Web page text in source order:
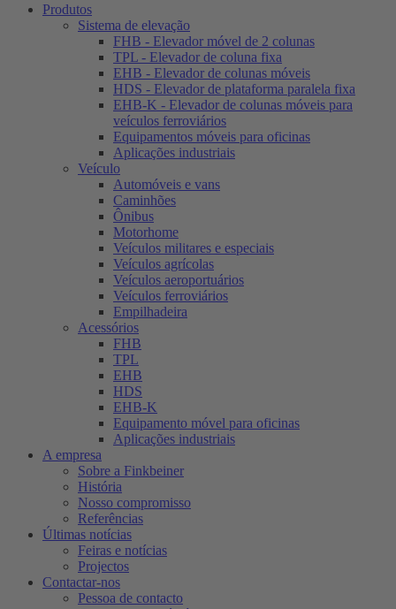
Produtos
Sistema de elevação
FHB - Elevador móvel de 2 colunas
TPL - Elevador de coluna fixa
EHB - Elevador de colunas móveis
HDS - Elevador de plataforma paralela fixa
EHB-K - Elevador de colunas móveis para
veículos ferroviários
Equipamentos móveis para oficinas
Aplicações industriais
Veículo
Automóveis e vans
Caminhões
Ônibus
Motorhome
Veículos militares e especiais
Veículos agrícolas
Veículos aeroportuários
Veículos ferroviários
Empilhadeira
Acessórios
FHB
TPL
EHB
HDS
EHB-K
Equipamento móvel para oficinas
Aplicações industriais
A empresa
Sobre a Finkbeiner
História
Nosso compromisso
Referências
Últimas notícias
Feiras e notícias
Projectos
Contactar-nos
Pessoa de contacto